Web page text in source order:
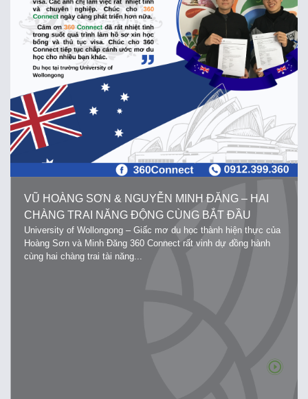
VŨ HOÀNG SƠN & NGUYỄN MINH ĐĂNG – HAI
CHÀNG TRAI NĂNG ĐỘNG CÙNG BẮT ĐẦU
CUỘC HÀNH TRÌNH KHÁM PHÁ ĐẤT NƯỚC ÚC
XINH ĐẸP
University of Wollongong – Giấc mơ du học thành hiện thực của
Hoàng Sơn và Minh Đăng 360 Connect rất vinh dự đồng hành
cùng hai chàng trai tài năng...